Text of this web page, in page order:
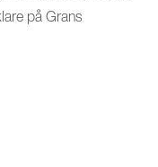
på Grans